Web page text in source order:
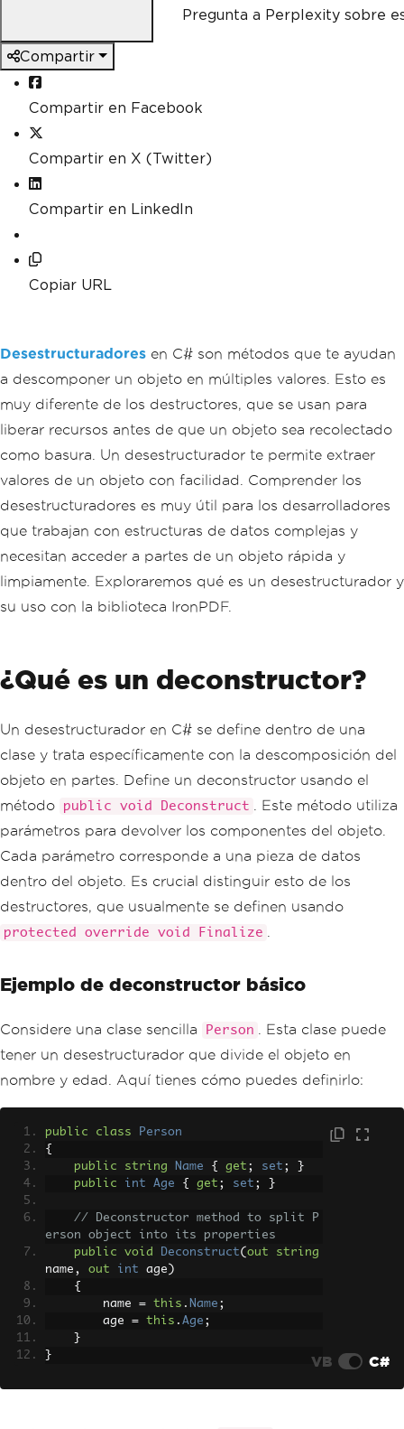
Pregunta a Perplexity sobre
Compartir
Compartir en Facebook
Compartir en X (Twitter)
Compartir en LinkedIn
Copiar URL
Desestructuradores en C# son métodos que te ayudan
a descomponer un objeto en múltiples valores. Esto es
muy diferente de los destructores, que se usan para
liberar recursos antes de que un objeto sea recolectado
como basura. Un desestructurador te permite extraer
valores de un objeto con facilidad. Comprender los
desestructuradores es muy útil para los desarrolladores
que trabajan con estructuras de datos complejas y
necesitan acceder a partes de un objeto rápida y
limpiamente. Exploraremos qué es un desestructurador y
su uso con la biblioteca IronPDF.
¿Qué es un deconstructor?
Un desestructurador en C# se define dentro de una
clase y trata específicamente con la descomposición del
objeto en partes. Define un deconstructor usando el
método
public void Deconstruct
. Este método utiliza
parámetros para devolver los componentes del objeto.
Cada parámetro corresponde a una pieza de datos
dentro del objeto. Es crucial distinguir esto de los
destructores, que usualmente se definen usando
protected override void Finalize
Ejemplo de deconstructor básico
Considere una clase sencilla Person
. Esta clase puede
tener un desestructurador que divide el objeto en
nombre y edad. Aquí tienes cómo puedes definirlo:
public class
Person
{
public
string Name { get ; set ;
}
public
int Age { get ; set ; }
// Deconstructor method to split P
erson object into its properties
public
void Deconstruct( out
string
name , out int age )
{
        name
= this . Name ;
        age
= this . Age ;
}
}
VB C#